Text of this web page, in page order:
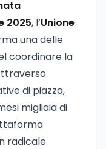
2025, l’Unione
una delle
coordinare la
di piazza,
migliaia di
radicale